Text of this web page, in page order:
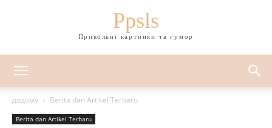
Ppsls
Прикольні картинки та гумор
додому Berita dan Artikel Terbaru
Berita dan Artikel Terbaru